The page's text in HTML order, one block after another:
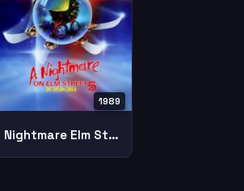
1989
Nightmare Elm Street 5 Dream Child